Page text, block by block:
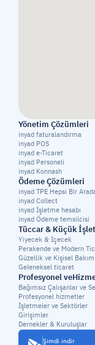
Yönetim Çözümleri
inyad faturalandırma
inyad POS
inyad e-Ticaret
inyad Personeli
inyad Konnash
Ödeme Çözümleri
inyad TPE Hepsi Bir
inyad Collect
inyad İşletme hesabı
inyad Ödeme temsilcisi
Tüccar & Küçük
Yiyecek & İçecek
Perakende ve Modern
Güzellik ve Kişisel Bakım
Geleneksel ticaret
Profesyonel
Bağımsız Çalışanlar ve
Profesyonel hizmetler
İşletmeler ve Sektörler
Girişimler
Dernekler & Kuruluşlar
Şimdi indir